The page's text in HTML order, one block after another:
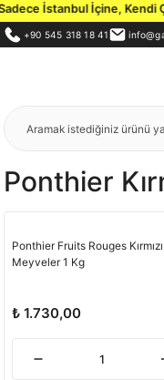
İstanbul İçine, Kendi
+90 545 318 18 41
Ponthier
Ponthier Fruits Rouges Kırmızı
Meyveler 1 Kg
₺ 1.730,00